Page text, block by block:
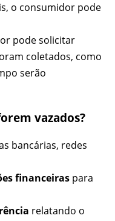
o consumidor pode
pode solicitar
coletados, como
serão
vazados?
bancárias, redes
financeiras para
relatando o